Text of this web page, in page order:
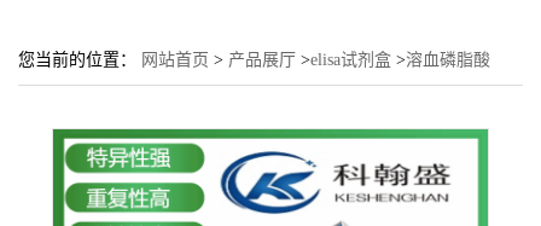
您当前的位置： 网站首页 > 产品展厅 >elisa试剂盒 >溶血磷脂酸